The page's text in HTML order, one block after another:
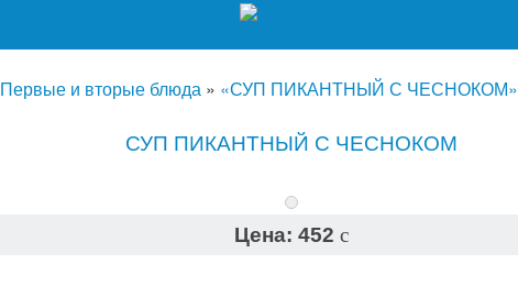
Первые и вторые блюда » «СУП ПИКАНТНЫЙ С ЧЕСНОКОМ»
СУП ПИКАНТНЫЙ С ЧЕСНОКОМ
Цена: 452 c